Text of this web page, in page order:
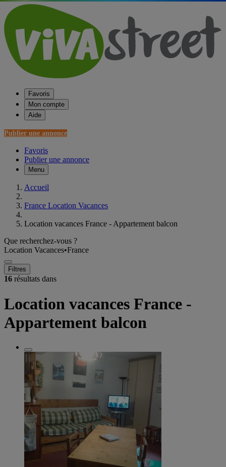
Favoris
Mon compte
Aide
Publier une annonce
Favoris
Publier une annonce
Menu
Accueil
France Location Vacances
Location vacances France - Appartement balcon
Que recherchez-vous ?
Location Vacances•France
Filtres
16 résultats dans
Location vacances France -
Appartement balcon